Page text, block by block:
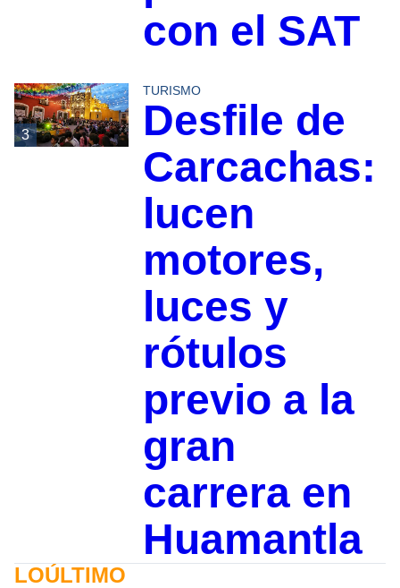
con el SAT
3
TURISMO
Desfile de
Carcachas:
lucen
motores,
luces y
rótulos
previo a la
gran
carrera en
Huamantla
LOÚLTIMO